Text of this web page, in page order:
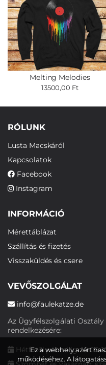
Melting Melodies
13500,00 Ft
RÓLUNK
Lusta Macskáról
Kapcsolatok
Facebook
Instagram
INFORMÁCIÓ
Mérettáblázat
Szállítás és fizetés
Visszaküldés és csere
VEVŐSZOLGÁLAT
info@faulekatze.de
Az Ügyfélszolgálati Osztály
rendelkezésére:
Hétfőtől péntekig: 10:00-
Ez a webhely azért
működéséhez. A